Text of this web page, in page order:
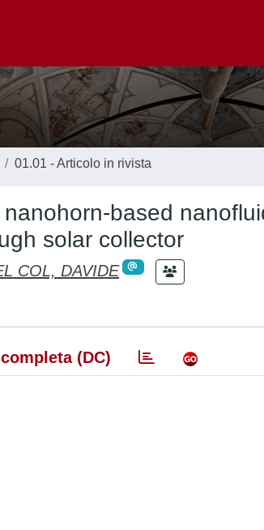
01.01 - Articolo in rivista
based
solar collector
COL, DAVIDE
(DC)